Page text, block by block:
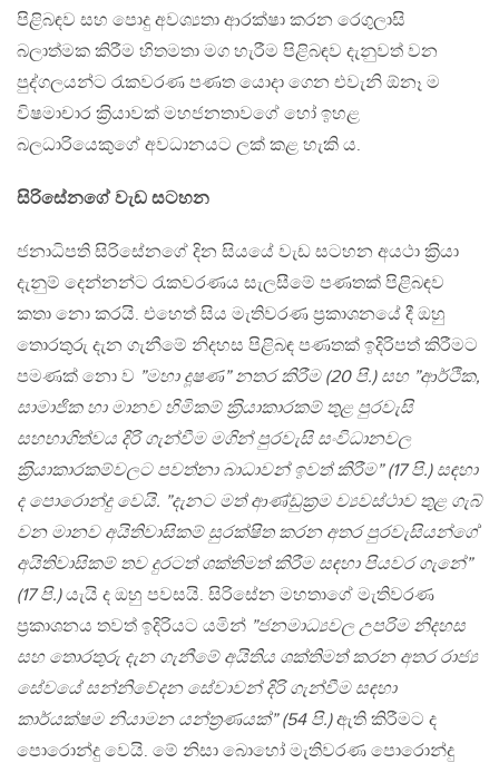
පිළිබඳව සහ පොදු අවශ්‍යතා ආරක්ෂා කරන රෙගුලාසි
බලාත්මක කිරීම හිතමතා මග හැරීම පිළිබඳව දැනුවත් වන
පුද්ගලයන්ට රැකවරණ පණත යොදා ගෙන එවැනි ඕනෑ ම
විෂමාචාර ක‍්‍රියාවක් මහජනතාවගේ හෝ ඉහළ
බලධාරියෙකුගේ අවධානයට ලක් කළ හැකි ය.
සිරිසේනගේ වැඩ සටහන
ජනාධිපති සිරිසේනගේ දින සියයේ වැඩ සටහන අයථා ක‍්‍රියා
දැනුම් දෙන්නන්ට රැකවරණය සැලසීමේ පණතක් පිළිබඳව
කතා නො කරයි. එහෙත් සිය මැතිවරණ ප‍්‍රකාශනයේ දී ඔහු
තොරතුරු දැන ගැනීමේ නිදහස පිළිබඳ පණතක් ඉදිරිපත් කිරීමට
පමණක් නො ව ”මහා දූෂණ” නතර කිරීම (20 පි.) සහ ”ආර්ථික,
සාමාජික හා මානව හිමිකම් ක‍්‍රියාකාරකම් තුළ පුරවැසි
සහභාගිත්වය දිරි ගැන්වීම මගින් පුරවැසි සංවිධානවල
ක‍්‍රියාකාරකම්වලට පවත්නා බාධාවන් ඉවත් කිරීම” (17 පි.) සඳහා
ද පොරොන්දු වෙයි. ”දැනට මත් ආණ්ඩුක‍්‍රම ව්‍යවස්ථාව තුළ ගැබ්
වන මානව අයිතිවාසිකම් සුරක්ෂිත කරන අතර පුරවැසියන්ගේ
අයිතිවාසිකම් තව දුරටත් ශක්තිමත් කිරීම සඳහා පියවර ගැනේ”
(17 පි.)යැයි ද ඔහු පවසයි. සිරිසේන මහතාගේ මැතිවරණ
ප‍්‍රකාශනය තවත් ඉදිරියට යමින් ”ජනමාධ්‍යවල උපරිම නිදහස
සහ තොරතුරු දැන ගැනීමේ අයිතිය ශක්තිමත් කරන අතර රාජ්‍ය
සේවයේ සන්නිවේදන සේවාවන් දිරි ගැන්වීම සඳහා
කාර්යක්ෂම නියාමන යන්ත‍්‍රණයක්” (54 පි.)ඇති කිරීමට ද
පොරොන්දු වෙයි. මේ නිසා බොහෝ මැතිවරණ පොරොන්දු